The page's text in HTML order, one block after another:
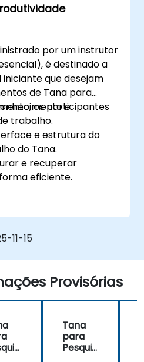
e fluxos de
uma produtividade
por um instrutor
é destinado a
que desejam
de Tana para
e
trabalho.
os participantes
e estrutura do
do Tana.
e recuperar
eficiente.
de trabalho de
tarefas usando os
de pesquisa e
informações
processos de
melhorar a
11-15
Provisórias
Tana
para
Pesquis